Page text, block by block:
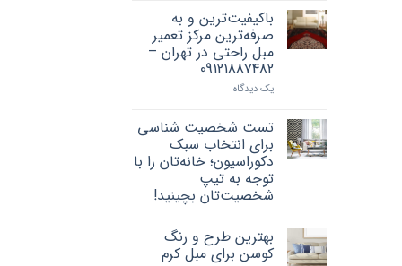
باکیفیت‌ترین و به
صرفه‌ترین مرکز تعمیر
مبل راحتی در تهران –
09121887482
یک دیدگاه
تست شخصیت شناسی
برای انتخاب سبک
دکوراسیون؛ خانه‌تان را با
توجه به تیپ
شخصیت‌تان بچینید!
بهترین طرح و رنگ
کوسن برای مبل کرم